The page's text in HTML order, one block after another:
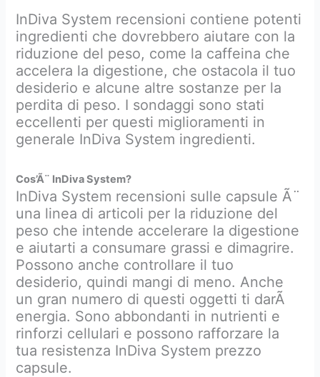
InDiva System recensioni contiene potenti
ingredienti che dovrebbero aiutare con la
riduzione del peso, come la caffeina che
accelera la digestione, che ostacola il tuo
desiderio e alcune altre sostanze per la
perdita di peso. I sondaggi sono stati
eccellenti per questi miglioramenti in
generale InDiva System ingredienti.
Cos’Ã¨ InDiva System?
InDiva System recensioni sulle capsule Ã¨
una linea di articoli per la riduzione del
peso che intende accelerare la digestione
e aiutarti a consumare grassi e dimagrire.
Possono anche controllare il tuo
desiderio, quindi mangi di meno. Anche
un gran numero di questi oggetti ti darÃ
energia. Sono abbondanti in nutrienti e
rinforzi cellulari e possono rafforzare la
tua resistenza InDiva System prezzo
capsule.